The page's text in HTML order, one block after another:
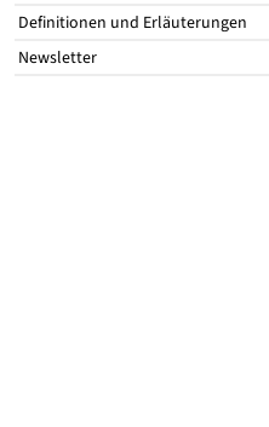
Definitionen und Erläuterungen
Newsletter